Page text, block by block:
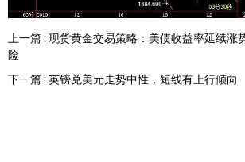
上一篇 : 现货黄金交易策略：美债收益率延续涨
险
下一篇 : 英镑兑美元走势中性，短线有上行倾向